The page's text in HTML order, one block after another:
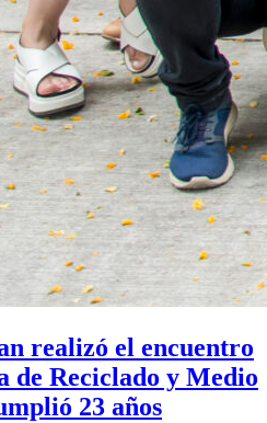
realizó el encuentro
de Reciclado y Medio
23 años